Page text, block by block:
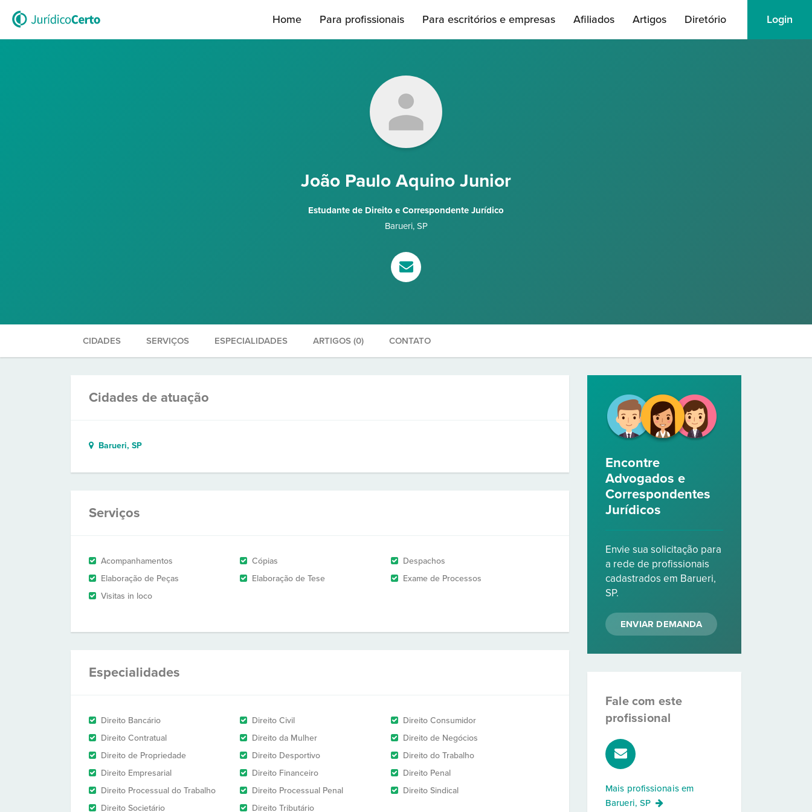
Home Para profissionais Para escritórios e empresas Afiliados Artigos Diretório Login
João Paulo Aquino Junior
Estudante de Direito e Correspondente Jurídico
Barueri, SP
CIDADES SERVIÇOS ESPECIALIDADES ARTIGOS (0) CONTATO
Cidades de atuação
Barueri, SP
Serviços
Acompanhamentos Cópias
Despachos
Elaboração de Peças
Elaboração de Tese
Exame de Processos
Visitas in loco
Especialidades
Direito Bancário Direito Civil
Direito Consumidor
Direito Contratual
Direito da Mulher
Direito de Negócios
Direito de Propriedade
Direito Desportivo
Direito do Trabalho
Direito Empresarial
Direito Financeiro
Direito Penal
Direito Processual do Trabalho
Direito Processual Penal
Direito Sindical
Direito Societário
Direito Tributário
Encontre
Advogados e
Correspondentes
Jurídicos
Envie sua solicitação para
a rede de profissionais
cadastrados em Barueri,
SP.
ENVIAR DEMANDA
Fale com este
profissional
Mais profissionais em
Barueri, SP